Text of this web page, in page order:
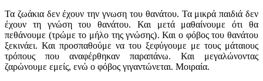
Τα ζωάκια δεν έχουν την γνωση του θανάτου. Τα μικρά παιδιά δεν
έχουν τη γνώση του θανάτου. Και μετά μαθαίνουμε ότι θα
πεθάνουμε (τρώμε το μήλο της γνώσης). Και ο φόβος του θανάτου
ξεκινάει. Και προσπαθούμε να του ξεφύγουμε με τους μάταιους
τρόπους που αναφέρθηκαν παραπάνω. Και μεγαλώνοντας
ζαρώνουμε εμείς, ενώ ο φόβος γιγαντώνεται. Μοιραία.